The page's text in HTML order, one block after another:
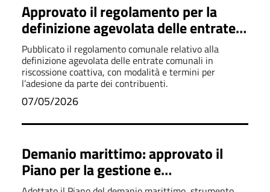
Approvato il regolamento per la
definizione agevolata delle entrate
comunali
Pubblicato il regolamento comunale relativo alla
definizione agevolata delle entrate comunali in
riscossione coattiva, con modalità e termini per
l’adesione da parte dei contribuenti.
07/05/2026
Demanio marittimo: approvato il
Piano per la gestione e
valorizzazione della costa